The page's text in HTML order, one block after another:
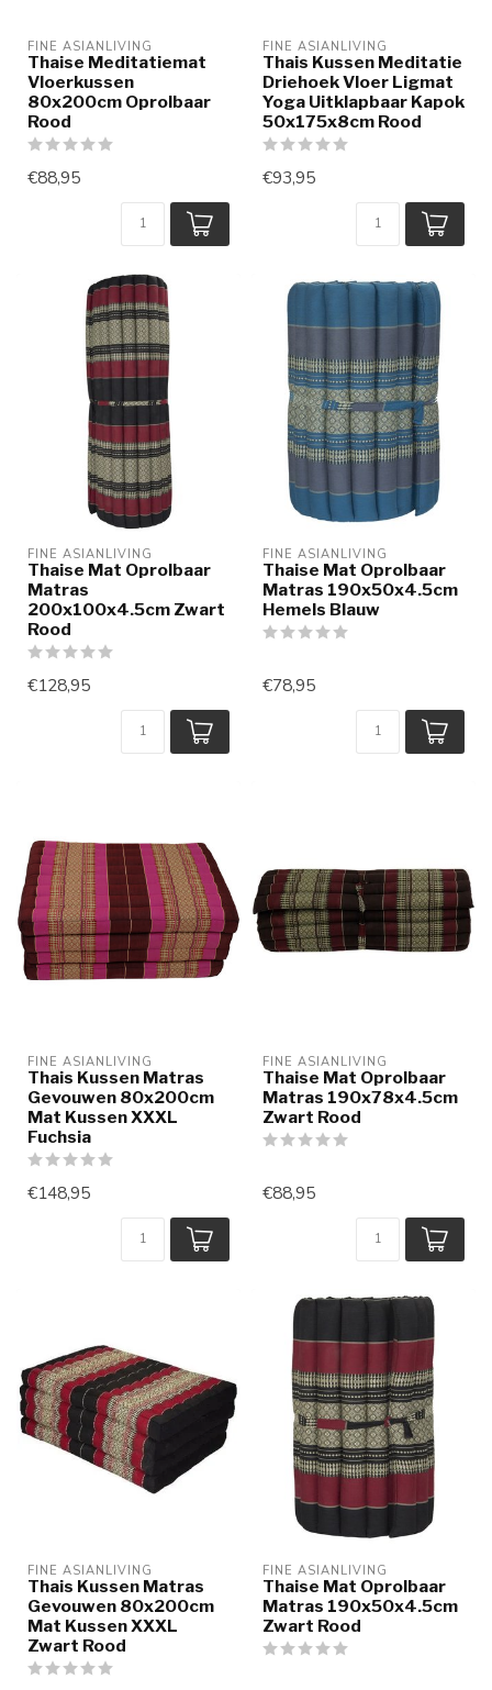
FINE ASIANLIVING
Thaise Meditatiemat
Vloerkussen
80x200cm Oprolbaar
Rood
€88,95
FINE ASIANLIVING
Thais Kussen Meditatie
Driehoek Vloer Ligmat
Yoga Uitklapbaar Kapok
50x175x8cm Rood
€93,95
FINE ASIANLIVING
Thaise Mat Oprolbaar
Matras
200x100x4.5cm Zwart
Rood
€128,95
FINE ASIANLIVING
Thaise Mat Oprolbaar
Matras 190x50x4.5cm
Hemels Blauw
€78,95
FINE ASIANLIVING
Thais Kussen Matras
Gevouwen 80x200cm
Mat Kussen XXXL
Fuchsia
€148,95
FINE ASIANLIVING
Thaise Mat Oprolbaar
Matras 190x78x4.5cm
Zwart Rood
€88,95
FINE ASIANLIVING
Thais Kussen Matras
Gevouwen 80x200cm
Mat Kussen XXXL
Zwart Rood
FINE ASIANLIVING
Thaise Mat Oprolbaar
Matras 190x50x4.5cm
Zwart Rood